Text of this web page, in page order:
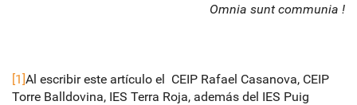
Omnia sunt communia !
[1]Al escribir este artículo el CEIP Rafael Casanova, CEIP
Torre Balldovina, IES Terra Roja, además del IES Puig